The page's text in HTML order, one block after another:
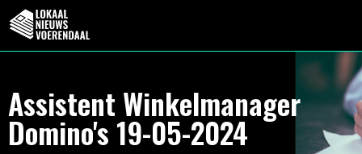
Assistent Winkelmanager
Domino's 19-05-2024